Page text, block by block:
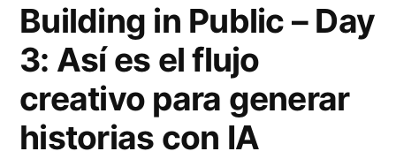
i
s
t
é
a
r
l
a
Building in Public – Day
3: Así es el flujo
creativo para generar
historias con IA